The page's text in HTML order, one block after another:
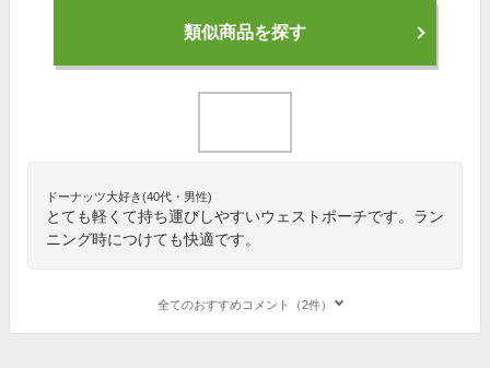
類似商品を探す
ドーナッツ大好き(40代・男性)
とても軽くて持ち運びしやすいウェストポーチです。ラン
ニング時につけても快適です。
全てのおすすめコメント（2件）